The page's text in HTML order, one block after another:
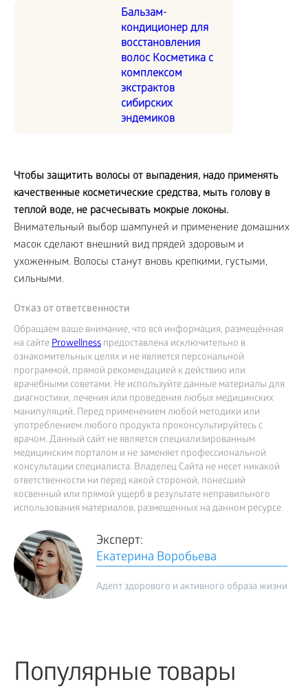
Бальзам-
кондиционер для
восстановления
волос Косметика с
комплексом
экстрактов
сибирских
эндемиков
Чтобы защитить волосы от выпадения, надо применять
качественные косметические средства, мыть голову в
теплой воде, не расчесывать мокрые локоны.
Внимательный выбор шампуней и применение домашних
масок сделают внешний вид прядей здоровым и
ухоженным. Волосы станут вновь крепкими, густыми,
сильными.
Отказ от ответсвенности
Обращаем ваше внимание, что вся информация, размещённая
на сайтеProwellness предоставлена исключительно в
ознакомительных целях и не является персональной
программой, прямой рекомендацией к действию или
врачебными советами. Не используйте данные материалы для
диагностики, лечения или проведения любых медицинских
манипуляций. Перед применением любой методики или
употреблением любого продукта проконсультируйтесь с
врачом. Данный сайт не является специализированным
медицинским порталом и не заменяет профессиональной
консультации специалиста. Владелец Сайта не несет никакой
ответственности ни перед какой стороной, понесший
косвенный или прямой ущерб в результате неправильного
использования материалов, размещенных на данном ресурсе.
Эксперт:
Екатерина Воробьева
Адепт здорового и активного образа жизни
Популярные товары